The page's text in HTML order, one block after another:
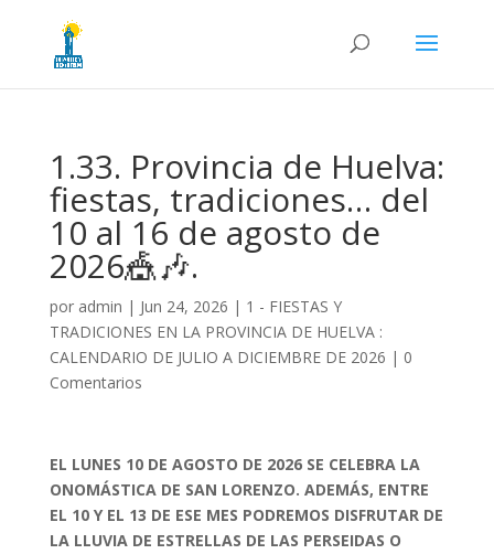
1.33. Provincia de Huelva:
fiestas, tradiciones… del
10 al 16 de agosto de
2026🎪🎶.
por admin | Jun 24, 2026 | 1 - FIESTAS Y
TRADICIONES EN LA PROVINCIA DE HUELVA :
CALENDARIO DE JULIO A DICIEMBRE DE 2026 | 0
Comentarios
EL LUNES 10 DE AGOSTO DE 2026 SE CELEBRA LA
ONOMÁSTICA DE SAN LORENZO. ADEMÁS, ENTRE
EL 10 Y EL 13 DE ESE MES PODREMOS DISFRUTAR DE
LA LLUVIA DE ESTRELLAS DE LAS PERSEIDAS O